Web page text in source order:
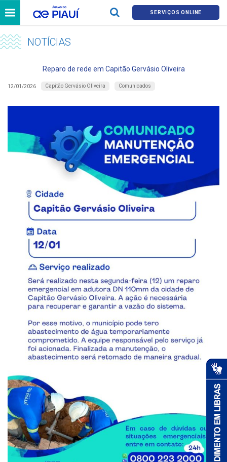
SERVIÇOS ONLINE
NOTÍCIAS
Reparo de rede em Capitão Gervásio Oliveira
12/01/2026 Capitão Gervásio Oliveira Comunicados